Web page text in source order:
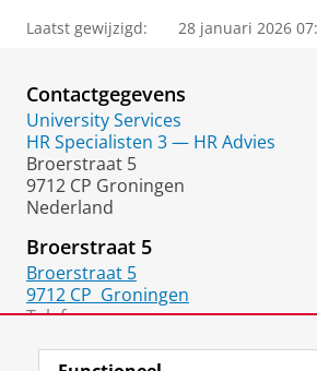
Laatst gewijzigd: 28 januari 2026
Contactgegevens
University Services
HR Specialisten 3 — HR Advies
Broerstraat 5
9712 CP Groningen
Nederland
Broerstraat 5
Broerstraat 5
9712 CP Groningen
Telefoon: